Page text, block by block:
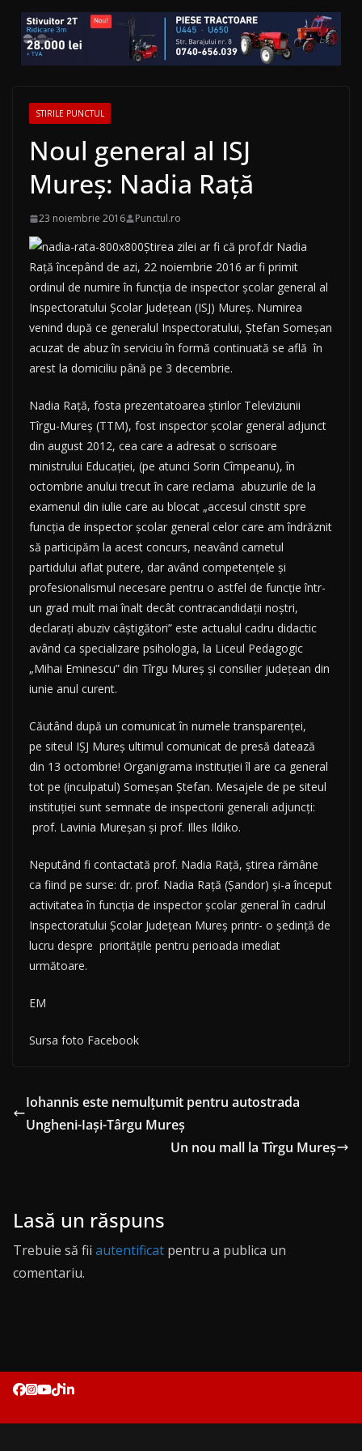
STIRILE PUNCTUL
Noul general al ISJ
Mureş: Nadia Raţă
23 noiembrie 2016 Punctul.ro
Ştirea zilei ar fi că prof.dr Nadia
Raţă începând de azi, 22 noiembrie 2016 ar fi primit
ordinul de numire în funcția de inspector școlar general al
Inspectoratului Școlar Județean (ISJ) Mureș. Numirea
venind după ce generalul Inspectoratului, Ştefan Someşan
acuzat de abuz în serviciu în formă continuată se află în
arest la domiciliu până pe 3 decembrie.
Nadia Raţă, fosta prezentatoarea știrilor Televiziunii
Tîrgu-Mureș (TTM), fost inspector şcolar general adjunct
din august 2012, cea care a adresat o scrisoare
ministrului Educaţiei, (pe atunci Sorin Cîmpeanu), în
octombrie anului trecut în care reclama abuzurile de la
examenul din iulie care au blocat „accesul cinstit spre
funcția de inspector școlar general celor care am îndrăznit
să participăm la acest concurs, neavând carnetul
partidului aflat putere, dar având competențele și
profesionalismul necesare pentru o astfel de funcție într-
un grad mult mai înalt decât contracandidații noștri,
declarați abuziv câștigători” este actualul cadru didactic
având ca specializare psihologia, la Liceul Pedagogic
„Mihai Eminescu” din Tîrgu Mureş şi consilier judeţean din
iunie anul curent.
Căutând după un comunicat în numele transparenţei,
pe siteul IŞJ Mureş ultimul comunicat de presă datează
din 13 octombrie! Organigrama instituţiei îl are ca general
tot pe (inculpatul) Someşan Ştefan. Mesajele de pe siteul
instituţiei sunt semnate de inspectorii generali adjuncţi:
prof. Lavinia Mureşan şi prof. Illes Ildiko.
Neputând fi contactată prof. Nadia Raţă, ştirea rămâne
ca fiind pe surse: dr. prof. Nadia Rață (Șandor) şi-a început
activitatea în funcția de inspector școlar general în cadrul
Inspectoratului Școlar Județean Mureș printr- o ședință de
lucru despre prioritățile pentru perioada imediat
următoare.
EM
Sursa foto Facebook
Iohannis este nemulţumit pentru autostrada
Ungheni-Iaşi-Târgu Mureş
Un nou mall la Tîrgu Mureș
Lasă un răspuns
Trebuie să fii autentificat pentru a publica un
comentariu.